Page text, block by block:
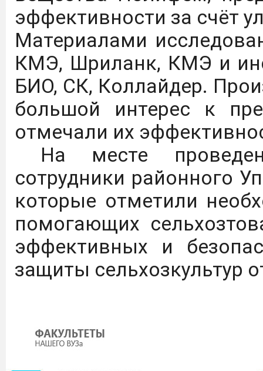
обеспечение
предприятий на
Подробнее
С каталогом
ГАУ можно ознакомиться
ФКП "Щелковский
выпускников ВО и СПО
микробиология,
инженерия.Подробнее
На сайте журнала
наукометрические
эффективности за счёт
Материалами
КМЭ, Шриланк, КМЭ и
БИО, СК, Коллайдер.
большой интерес к
отмечали их
На месте
сотрудники районного
которые отметили
помогающих
эффективных и
защиты сельхозкультур